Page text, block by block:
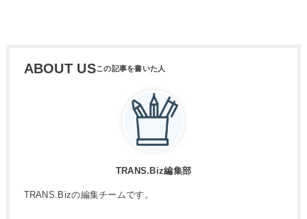
ABOUT US
TRANS.Biz編集部
TRANS.Bizの編集チームです。